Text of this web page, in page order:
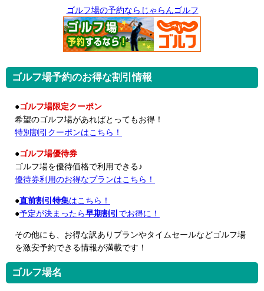
ゴルフ場の予約ならじゃらんゴルフ
ゴルフ場予約のお得な割引情報
●ゴルフ場限定クーポン
希望のゴルフ場があればとってもお得！
特別割引クーポンはこちら！
●ゴルフ場優待券
ゴルフ場を優待価格で利用できる♪
優待券利用のお得なプランはこちら！
●直前割引特集はこちら！
●予定が決まったら早期割引 でお得に！
その他にも、お得な訳ありプランやタイムセールなどゴルフ場
を激安予約できる情報が満載です！
ゴルフ場名